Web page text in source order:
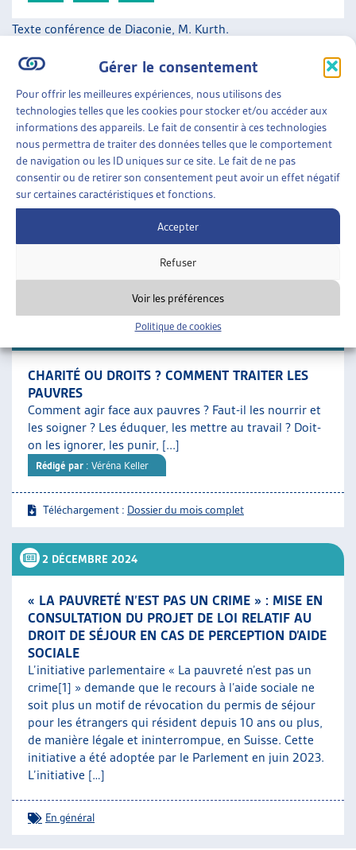
Gérer le consentement
Pour offrir les meilleures expériences, nous utilisons des
technologies telles que les cookies pour stocker et/ou accéder aux
informations des appareils. Le fait de consentir à ces technologies
nous permettra de traiter des données telles que le comportement
de navigation ou les ID uniques sur ce site. Le fait de ne pas
consentir ou de retirer son consentement peut avoir un effet négatif
sur certaines caractéristiques et fonctions.
Accepter
Refuser
Voir les préférences
Politique de cookies
Texte conférence de Diaconie, M. Kurth.
DOSSIER DU MOIS
LA PAUVRETÉ EN HÉRITAGE : UNE FATALITÉ ?
DONNER UNE PLACE AUX ENFANTS À L’AIDE
SOCIALE
Un tiers des bénéficiaires de l’aide sociale sont des
enfants : c’est le groupe démographique le plus
nombreux dans le dispositif. Ces derniers ont, par [...]
: Sylvia Garcia Delahaye | Caroline Dubath | Elena
CHARITÉ OU DROITS ? COMMENT TRAITER LES
PAUVRES
Comment agir face aux pauvres ? Faut-il les nourrir et
les soigner ? Les éduquer, les mettre au travail ? Doit-
on les ignorer, les punir, [...]
Rédigé par : Véréna Keller
Téléchargement : Dossier du mois complet
2 DÉCEMBRE 2024
« LA PAUVRETÉ N’EST PAS UN CRIME » : MISE EN
CONSULTATION DU PROJET DE LOI RELATIF AU
DROIT DE SÉJOUR EN CAS DE PERCEPTION D’AIDE
SOCIALE
L’initiative parlementaire « La pauvreté n’est pas un
crime[1] » demande que le recours à l’aide sociale ne
soit plus un motif de révocation du permis de séjour
pour les étrangers qui résident depuis 10 ans ou plus,
de manière légale et ininterrompue, en Suisse. Cette
initiative a été adoptée par le Parlement en juin 2023.
L’initiative […]
En général